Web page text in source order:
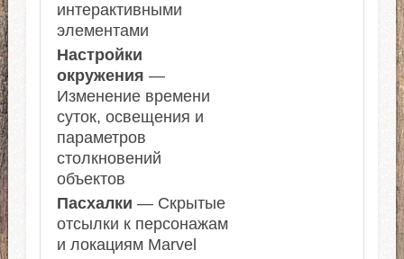
интерактивными
элементами
Настройки
окружения —
Изменение времени
суток, освещения и
параметров
столкновений
объектов
Пасхалки — Скрытые
отсылки к персонажам
и локациям Marvel